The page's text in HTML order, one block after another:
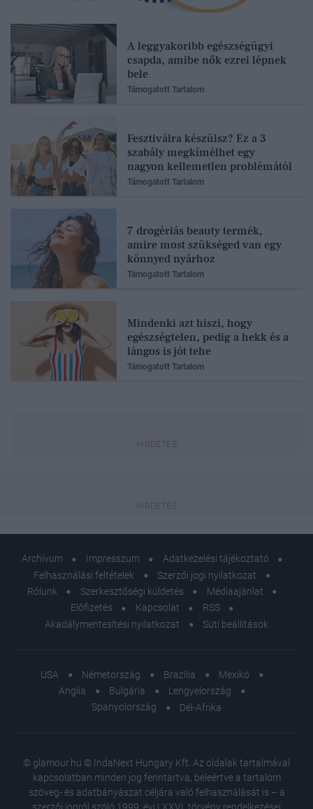
A leggyakoribb egészségügyi
csapda, amibe nők ezrei lépnek
bele
Támogatott Tartalom
Fesztiválra készülsz? Ez a 3
szabály megkímélhet egy
nagyon kellemetlen problémától
Támogatott Tartalom
7 drogériás beauty termék,
amire most szükséged van egy
könnyed nyárhoz
Támogatott Tartalom
Mindenki azt hiszi, hogy
egészségtelen, pedig a hekk és a
lángos is jót tehe
Támogatott Tartalom
Archívum Impresszum
Adatkezelési tájékoztató
Felhasználási feltételek
Szerzői jogi nyilatkozat
Rólunk
Szerkesztőségi küldetés
Médiaajánlat
Előfizetés
Kapcsolat
RSS
Akadálymentesítési nyilatkozat
Süti beállítások
USA Németország Brazília
Mexikó
Anglia
Bulgária
Lengyelország
Spanyolország
Dél-Afrika
© glamour.hu © IndaNext Hungary Kft. Az oldalak tartalmával
kapcsolatban minden jog fenntartva, beleértve a tartalom
szöveg- és adatbányászat céljára való felhasználását is – a
szerzői jogról szóló 1999. évi LXXVI. törvény rendelkezései